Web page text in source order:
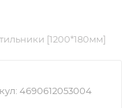
[1200*180мм]
4690612053004